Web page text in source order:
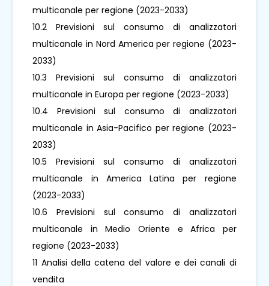
multicanale per regione (2023-2033)
10.2 Previsioni sul consumo di analizzatori
multicanale in Nord America per regione (2023-
2033)
10.3 Previsioni sul consumo di analizzatori
multicanale in Europa per regione (2023-2033)
10.4 Previsioni sul consumo di analizzatori
multicanale in Asia-Pacifico per regione (2023-
2033)
10.5 Previsioni sul consumo di analizzatori
multicanale in America Latina per regione
(2023-2033)
10.6 Previsioni sul consumo di analizzatori
multicanale in Medio Oriente e Africa per
regione (2023-2033)
11 Analisi della catena del valore e dei canali di
vendita